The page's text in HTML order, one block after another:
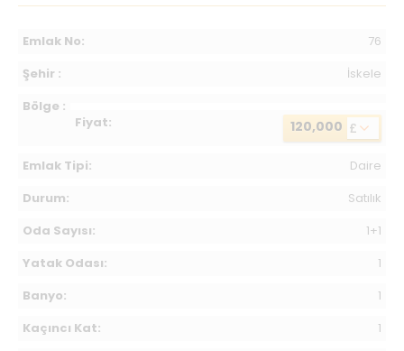
Emlak No:
76
Şehir :
İskele
Bölge :
Fiyat:
120,000 £
Emlak Tipi:
Daire
Durum:
Satılık
Oda Sayısı:
1+1
Yatak Odası:
1
Banyo:
1
Kaçıncı Kat:
1